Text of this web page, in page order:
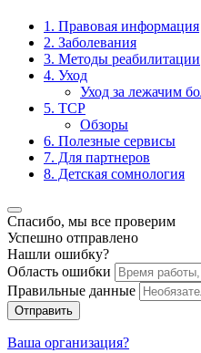
1. Правовая информация
2. Заболевания
3. Методы реабилитации
4. Уход
Уход за лежачим
5. ТСР
Обзоры
6. Полезные сервисы
7. Для партнеров
8. Детская сомнология
Спасибо, мы все проверим
Успешно отправлено
Нашли ошибку?
Область ошибки
Правильные данные
Отправить
Ваша организация?